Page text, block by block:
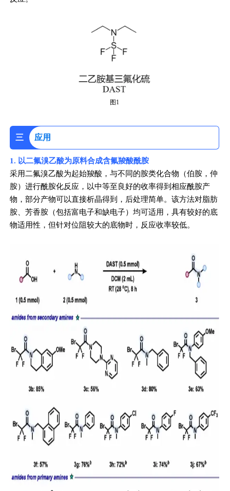
图1
三 应用
1. 以二氟溴乙酸为原料合成含氟羧酸酰胺
采用二氟溴乙酸为起始羧酸，与不同的胺类化合物（伯胺，仲
胺）进行酰胺化反应，以中等至良好的收率得到相应酰胺产
物，部分产物可以直接析晶得到，后处理简单。该方法对脂肪
胺、芳香胺（包括富电子和缺电子）均可适用，具有较好的底
物适用性，但针对位阻较大的底物时，反应收率较低。